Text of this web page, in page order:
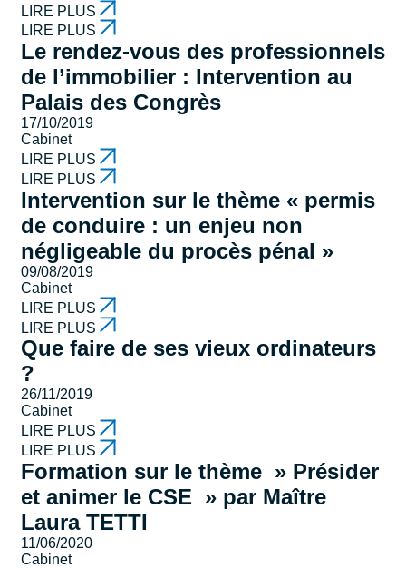
LIRE PLUS
LIRE PLUS
Le rendez-vous des professionnels
de l’immobilier : Intervention au
Palais des Congrès
17/10/2019
Cabinet
LIRE PLUS
LIRE PLUS
Intervention sur le thème « permis
de conduire : un enjeu non
négligeable du procès pénal »
09/08/2019
Cabinet
LIRE PLUS
LIRE PLUS
Que faire de ses vieux ordinateurs
?
26/11/2019
Cabinet
LIRE PLUS
LIRE PLUS
Formation sur le thème » Présider
et animer le CSE » par Maître
Laura TETTI
11/06/2020
Cabinet